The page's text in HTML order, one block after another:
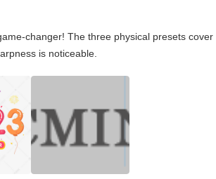
changer! The three physical presets cover
is noticeable.